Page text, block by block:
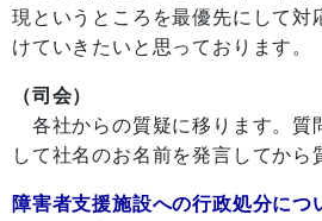
現というところを最優先にして対
けていきたいと思っております。
（司会）
各社からの質疑に移ります。質
して社名のお名前を発言してから
障害者支援施設への行政処分に